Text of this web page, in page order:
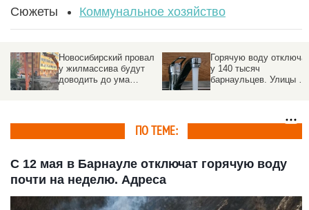
Сюжеты Коммунальное хозяйство
Новосибирский провал
у жилмассива будут
доводить до ума
Горячую воду
у 140 тысяч
барнаульцев. Улицы и
ПО ТЕМЕ:
С 12 мая в Барнауле отключат горячую воду
почти на неделю. Адреса